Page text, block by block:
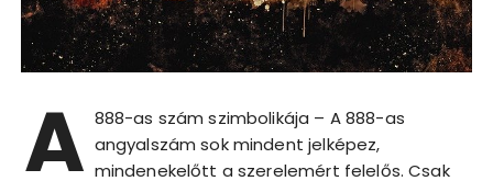
A 888-as szám szimbolikája – A 888-as
angyalszám sok mindent jelképez,
mindenekelőtt a szerelemért felelős. Csak